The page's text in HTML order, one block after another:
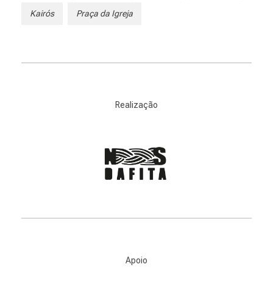
Kairós Praça da Igreja
Realização
Apoio